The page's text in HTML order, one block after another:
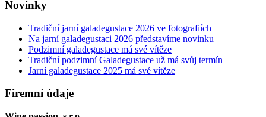
Novinky
Tradiční jarní galadegustace 2026 ve fotografiích
Na jarní galadegustaci 2026 představíme novinku
Podzimní galadegustace má své vítěze
Tradiční podzimní Galadegustace už má svůj termín
Jarní galadegustace 2025 má své vítěze
Firemní údaje